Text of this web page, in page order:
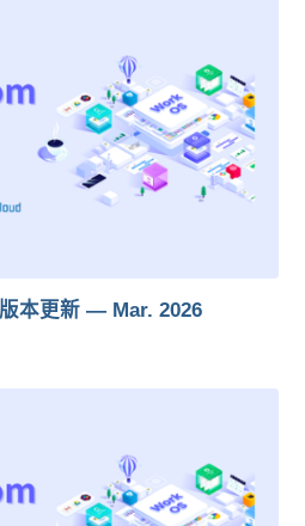
本更新 — Mar. 2026